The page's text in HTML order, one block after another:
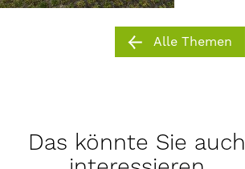
Alle Themen
Das könnte Sie auch